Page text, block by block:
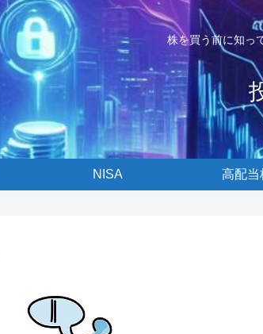
株を買う前に知っ
NISA 高配当